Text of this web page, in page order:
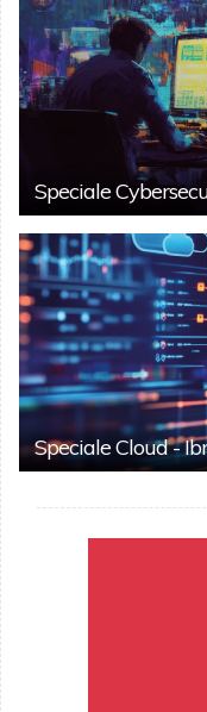
Speciale
Speciale Cloud -